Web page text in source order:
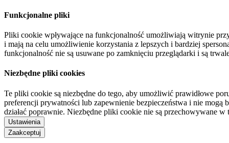
Funkcjonalne pliki
Pliki cookie wpływające na funkcjonalność umożliwiają witrynie
i mają na celu umożliwienie korzystania z lepszych i bardziej
funkcjonalność nie są usuwane po zamknięciu przeglądarki i są
Niezbędne pliki cookies
Te pliki cookie są niezbędne do tego, aby umożliwić prawidłowe
preferencji prywatności lub zapewnienie bezpieczeństwa i nie
działać poprawnie. Niezbędne pliki cookie nie są przechowywane
Ustawienia
Zaakceptuj